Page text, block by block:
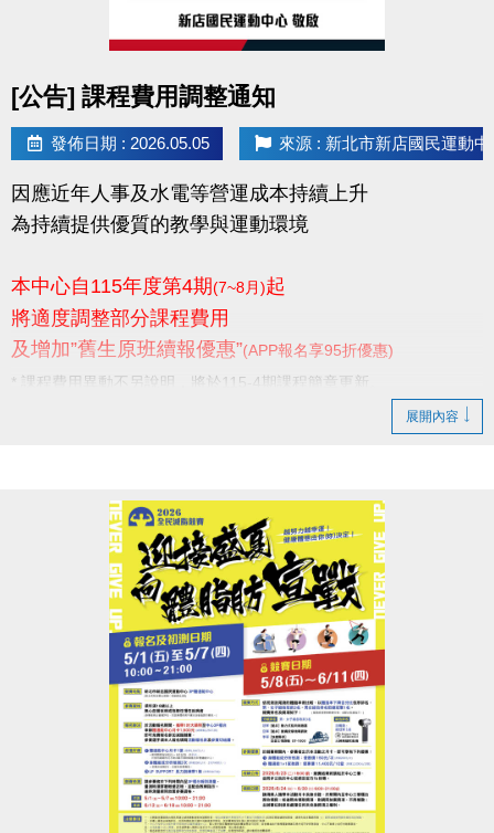
[公告] 課程費用調整通知
發佈日期 : 2026.05.05 來源 : 新北市新店國民運動中
因應近年人事及水電等營運成本持續上升
為持續提供優質的教學與運動環境
本中心自115年度第4期(7~8月)起
將適度調整部分課程費用
及增加”舊生原班續報優惠”(APP報名享95折優惠)
* 課程費用異動不另說明，將於115-4期課程簡章更新。
新店國民運動中心 敬啟
展開內容